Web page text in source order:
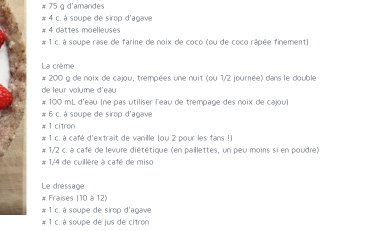
# 75 g d'amandes
# 4 c. à soupe de sirop d'agave
# 4 dattes moelleuses
# 1 c. à soupe rase de farine de noix de coco (ou de coco râpée finement)
La crème
# 200 g de noix de cajou, trempées une nuit (ou 1/2 journée) dans le double
de leur volume d'eau
# 100 mL d'eau (ne pas utiliser l'eau de trempage des noix de cajou)
# 6 c. à soupe de sirop d'agave
# 1 citron
# 1 c. à café d'extrait de vanille (ou 2 pour les fans !)
# 1/2 c. à café de levure diététique (en paillettes, un peu moins si en poudre)
# 1/4 de cuillère à café de miso
Le dressage
# Fraises (10 à 12)
# 1 c. à soupe de sirop d'agave
# 1 c. à soupe de jus de citron